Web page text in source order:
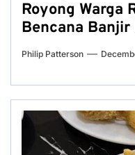
Royong Warga
Bencana Banjir
Philip Patterson